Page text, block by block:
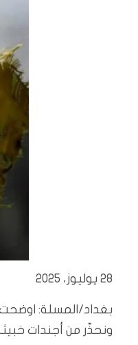
28 يوليوز، 2025
بغداد/المسلة: اوضحت
ونحذّر من أجندات